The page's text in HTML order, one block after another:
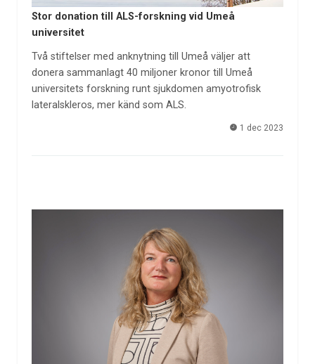
Stor donation till ALS-forskning vid Umeå
universitet
Två stiftelser med anknytning till Umeå väljer att
donera sammanlagt 40 miljoner kronor till Umeå
universitets forskning runt sjukdomen amyotrofisk
lateralskleros, mer känd som ALS.
1 dec 2023